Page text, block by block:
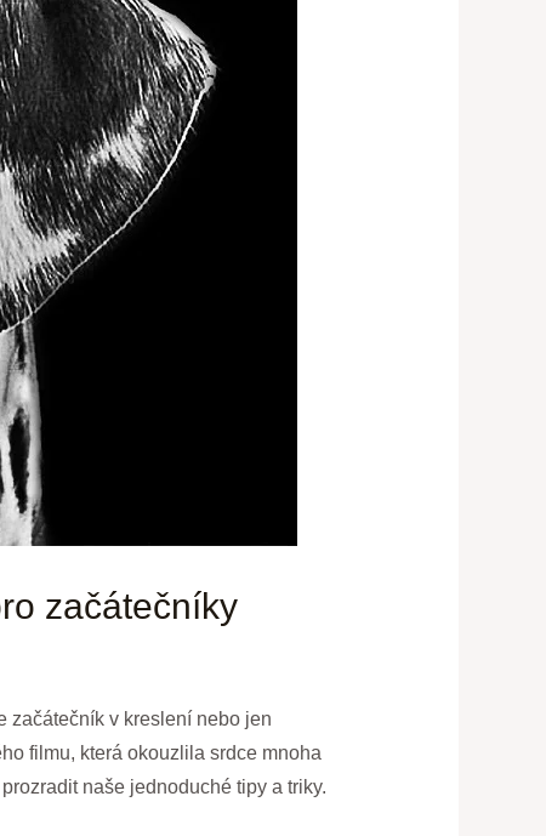
začátečníky
začátečník v kreslení nebo jen
filmu, která okouzlila srdce mnoha
naše jednoduché tipy a triky.